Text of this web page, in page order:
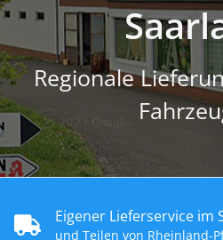
Regionale
Eigener Lieferservice im
und Teilen von Rheinland-